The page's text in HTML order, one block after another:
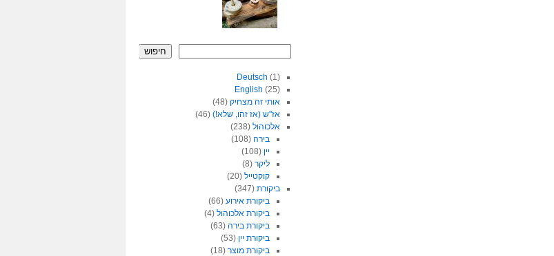
חיפוש
Deutsch (1)
English (25)
אותי זה מצחיק(48)
אז"ש (אז זהו, שלא!)(46)
אלכוהול(238)
בירה (108)
יין (108)
ליקר (8)
קוקטייל (20)
ביקורת(347)
ביקורת אירוע (66)
ביקורת אלכוהול (4)
ביקורת בירה (63)
ביקורת יין (53)
ביקורת מוצר (18)